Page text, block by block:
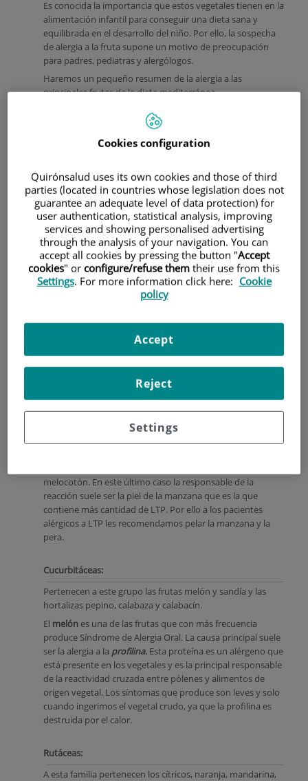
Es conocida la importancia que estos vegetales tienen en la
alimentación infantil para conseguir una dieta sana y
equilibrada en el desarrollo del niño. Por ello, la sospecha
de alergia a la fruta supone un motivo de preocupación
para padres, pediatras y alergólogos.
Haremos un pequeño resumen de la alergia a las
principales frutas de la dieta mediterránea.
Rosáceas
A esta familia pertenecen un gran número de frutas que
comemos habitualmente:Prunoideas(melocotón,
albaricoque , nectarina , ciruela , cereza, paraguaya);
(manzana, pera); frambuesa, fresa, zarzamora,
Elmelocotónes el que con más frecuencia produce alergia
tanto al contacto con su piel como al comerlo.
entrada anterior de este blogos hablamos específicamente
de la alergia a esta fruta y a su principal proteína alergénica
(proteína trasportadora de lípidos). Como ya os
severas que produce el melocotón y sus variedades.
La segunda rosácea más importante como causa de alergia
es lamanzana. Puede producir síntomas leves consistentes
melocotón. En este último caso la responsable de la
reacción suele ser la piel de la manzana que es la que
contiene más cantidad de LTP. Por ello a los pacientes
alérgicos a LTP les recomendamos pelar la manzana y la
pera.
Cucurbitáceas:
Pertenecen a este grupo las frutas melón y sandía y las
hortalizas pepino, calabaza y calabacín.
El melón es una de las frutas que con más frecuencia
produce Síndrome de Alergia Oral. La causa principal suele
ser la alergia a la profilina. Esta proteína es un alérgeno que
está presente en los vegetales y es la principal responsable
de la reactividad cruzada entre pólenes y alimentos de
origen vegetal. Los síntomas que produce son leves y solo
cuando ingerimos el vegetal crudo, ya que la profilina es
destruida por el calor.
Rutáceas:
A esta familia pertenecen los cítricos, naranja, mandarina,
Cookies configuration
Quirónsalud uses its own cookies and those of third
parties (located in countries whose legislation does not
guarantee an adequate level of data protection) for
user authentication, statistical analysis, improving
services and showing personalised advertising
through the analysis of your navigation. You can
accept all cookies by pressing the button "Accept
cookies" or configure/refuse them their use from this
Settings. For more information click here: Cookie
policy
Settings
Reject
Accept